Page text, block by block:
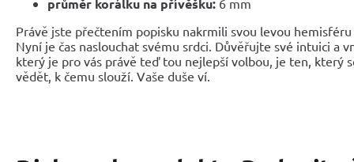
průměr korálku na přívěšku:
Právě jste přečtením popisku nakrmili svou levou
Nyní je čas naslouchat svému srdci. Důvěřujte své intuici a
který je pro vás právě teď tou nejlepší volbou, je ten, který
vědět, k čemu slouží. Vaše duše ví.